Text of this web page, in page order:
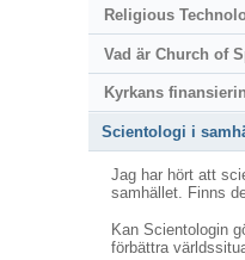
Religious
Vad är Church of
Kyrkans
Scientologi i
Jag har hört att
samhället. Finns
Kan Scientologin
förbättra